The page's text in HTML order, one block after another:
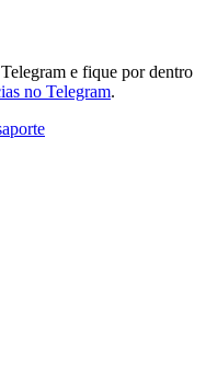
e fique por dentro
no Telegram.